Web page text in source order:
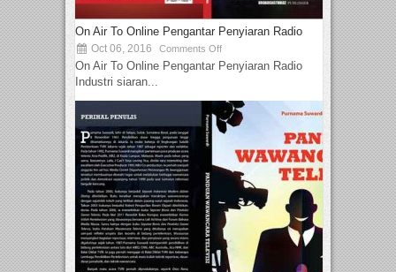
On Air To Online Pengantar Penyiaran Radio
Oct 06, 2016 Comments Off
On Air To Online Pengantar Penyiaran Radio
Industri siaran...